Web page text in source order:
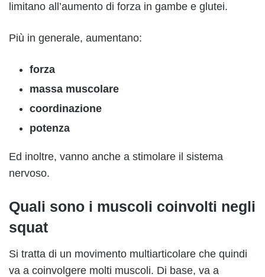
limitano all’aumento di forza in gambe e glutei.
Più in generale, aumentano:
forza
massa muscolare
coordinazione
potenza
Ed inoltre, vanno anche a stimolare il sistema
nervoso.
Quali sono i muscoli coinvolti negli
squat
Si tratta di un movimento multiarticolare che quindi
va a coinvolgere molti muscoli. Di base, va a